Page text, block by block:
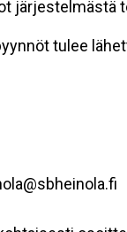
tulee